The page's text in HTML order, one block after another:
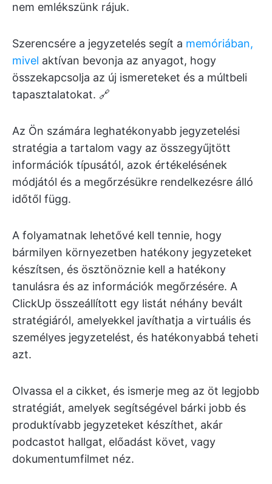
nem emlékszünk rájuk.
Szerencsére a jegyzetelés segít a memóriában,
mivel aktívan bevonja az anyagot, hogy
összekapcsolja az új ismereteket és a múltbeli
tapasztalatokat. 🔗
Az Ön számára leghatékonyabb jegyzetelési
stratégia a tartalom vagy az összegyűjtött
információk típusától, azok értékelésének
módjától és a megőrzésükre rendelkezésre álló
időtől függ.
A folyamatnak lehetővé kell tennie, hogy
bármilyen környezetben hatékony jegyzeteket
készítsen, és ösztönöznie kell a hatékony
tanulásra és az információk megőrzésére. A
ClickUp összeállított egy listát néhány bevált
stratégiáról, amelyekkel javíthatja a virtuális és
személyes jegyzetelést, és hatékonyabbá teheti
azt.
Olvassa el a cikket, és ismerje meg az öt legjobb
stratégiát, amelyek segítségével bárki jobb és
produktívabb jegyzeteket készíthet, akár
podcastot hallgat, előadást követ, vagy
dokumentumfilmet néz.